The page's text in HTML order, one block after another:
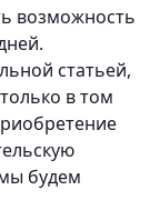
возможность
статьей,
в том
будем